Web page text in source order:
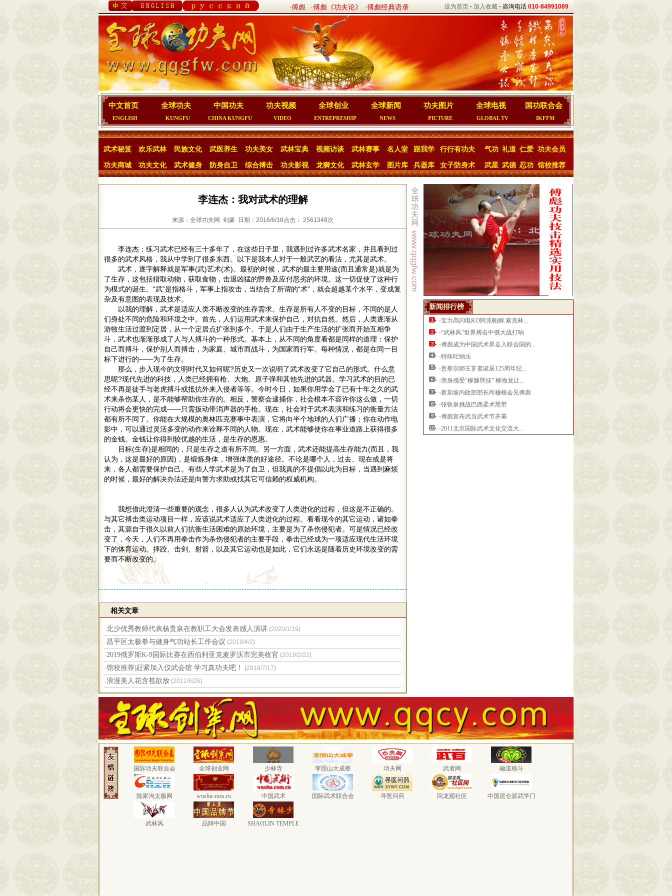
·傅彪 ·傅彪《功夫论》 ·傅彪经典语录 设为首页 - 加入收藏 - 咨询电话 010-84991089
中文首页
ENGLISH
全球功夫
KUNGFU
中国功夫
CHINA KUNGFU
功夫视频
VIDEO
全球创业
ENTREPRESHIP
全球新闻
NEWS
功夫图片
PICTURE
全球电视
GLOBAL TV
国功联合会
IKFFM
武术秘笈 欢乐武林 民族文化 武医养生 功夫美女 武林宝典 视频访谈 武林赛事 名人堂 跟我学 行行有功夫 气功 礼道 仁爱 功夫会员
功夫商城 功夫文化 武术健身 防身自卫 综合搏击 功夫影视 龙狮文化 武林玄学 图片库 兵器库 女子防身术 武星 武德 忍功 馆校推荐
李连杰：我对武术的理解
来源：全球功夫网 剑篆 日期：2016/6/18点击： 2561348次
李连杰：练习武术已经有三十多年了，在这些日子里，我遇到过许多武术名家，并且看到过
很多的武术风格，我从中学到了很多东西。以下是我本人对于一般武艺的看法，尤其是武术。
武术，逐字解释就是军事(武)艺术(术)。最初的时候，武术的最主要用途(而且通常是)就是为
了生存，这包括猎取动物，获取食物，击退凶猛的野兽及应付恶劣的环境。这一切促使了这种行
为模式的诞生。“武”是指格斗，军事上指攻击，当结合了所谓的“术”，就会超越某个水平，变成复
杂及有意图的表现及技术。
以我的理解，武术是适应人类不断改变的生存需求。生存是所有人不变的目标，不同的是人
们身处不同的危险和环境之中。首先，人们运用武术来保护自己，对抗自然。然后，人类逐渐从
游牧生活过渡到定居，从一个定居点扩张到多个。于是人们由于生产生活的扩张而开始互相争
斗，武术也渐渐形成了人与人搏斗的一种形式。基本上，从不同的角度看都是同样的道理：保护
自己而搏斗，保护别人而搏击，为家庭、城市而战斗，为国家而行军。每种情况，都是在同一目
标下进行的——为了生存。
那么，步入现今的文明时代又如何呢?历史又一次说明了武术改变了它自己的形式。什么意
思呢?现代先进的科技，人类已经拥有枪、大炮、原子弹和其他先进的武器。学习武术的目的已
经不再是徒手与老虎搏斗或抵抗外来入侵者等等。今时今日，如果你用学会了已有十年之久的武
术来杀伤某人，是不能够帮助你生存的。相反，警察会逮捕你，社会根本不容许你这么做，一切
行动将会更快的完成——只需扳动带消声器的手枪。现在，社会对于武术表演和练习的衡量方法
都有所不同了。你能在大规模的奥林匹克赛事中表演，它将向半个地球的人们广播；你在动作电
影中，可以通过灵活多变的动作来诠释不同的人物。现在，武术能够使你在事业道路上获得很多
的金钱。金钱让你得到较优越的生活，是生存的恩惠。
目标(生存)是相同的，只是生存之道有所不同。另一方面，武术还能提高生存能力(而且，我
认为，这是最好的原因)，是锻炼身体，增强体质的好途径。不论是哪个人，过去、现在或是将
来，各人都需要保护自己。有些人学武术是为了自卫，但我真的不提倡以此为目标，当遇到麻烦
的时候，最好的解决办法还是向警方求助或找其它可信赖的权威机构。
我想借此澄清一些重要的观念，很多人认为武术改变了人类进化的过程，但这是不正确的。
与其它搏击类运动项目一样，应该说武术适应了人类进化的过程。看看现今的其它运动，诸如拳
击，其源自于很久以前人们抗衡生活困难的原始环境，主要是为了杀伤侵犯者。可是情况已经改
变了，今天，人们不再用拳击作为杀伤侵犯者的主要手段，拳击已经成为一项适应现代生活环境
下的体育运动。摔跤、击剑、射箭，以及其它运动也是如此，它们永远是随着历史环境改变的需
要而不断改变的。
相关文章
·北少优秀教师代表杨贵泉在教职工大会发表感人演讲 (2020/1/19)
·昌平区太极拳与健身气功站长工作会议 (2019/4/2)
·2019俄罗斯K-9国际比赛在西伯利亚克麦罗沃市完美收官 (2019/2/22)
·馆校推荐|赶紧加入仪武会馆 学习真功夫吧！ (2018/7/17)
·浪漫美人花含苞欲放 (2012/6/26)
新闻排行榜
·宝力高闪电KO阿克帕姆.索克林...
·“武林风”世界搏击中俄大战打响
·傅彪成为中国武术界走入联合国的...
·特殊吐纳法
·意拳宗师王芗斋诞辰125周年纪...
·亲身感受“柳腿劈挂” 柳海龙让...
·新加坡内政部部长尚穆根会见傅彪
·张铁泉挑战巴西柔术黑带
·傅彪宣布武当武术节开幕
·2011北京国际武术文化交流大...
国际功夫联合会 全球创业网 少林寺 李照山大成拳 功夫网 武者网 融道格斗
陈家沟太极网 wushu-russ.ru 中国武术 国际武术联合会 寻医问药 回龙观社区 中国昆仑派武学门
武林风 品牌中国 SHAOLIN TEMPLE